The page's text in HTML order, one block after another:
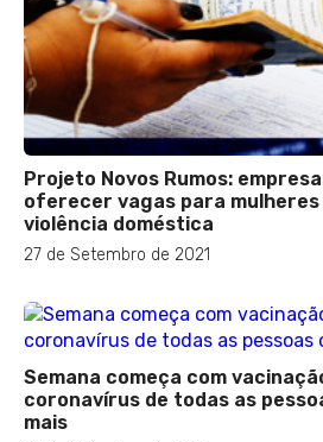
Projeto Novos Rumos:
oferecer vagas para mulheres
violência doméstica
27 de Setembro de 2021
Semana começa com
coronavírus de todas as
mais